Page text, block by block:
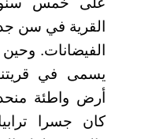
القرية في سن
الفيضانات.
يسمى في
أرض واطئة
كان جسرا